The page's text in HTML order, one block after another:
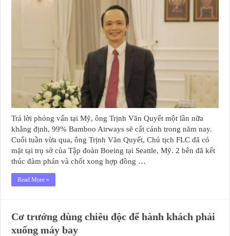
Trả lời phỏng vấn tại Mỹ, ông Trịnh Văn Quyết một lần nữa
khẳng định, 99% Bamboo Airways sẽ cất cánh trong năm nay.
Cuối tuần vừa qua, ông Trịnh Văn Quyết, Chủ tịch FLC đã có
mặt tại trụ sở của Tập đoàn Boeing tại Seattle, Mỹ. 2 bên đã kết
thúc đàm phán và chốt xong hợp đồng …
Read More »
Cơ trưởng dùng chiêu độc để hành khách phải
xuống máy bay